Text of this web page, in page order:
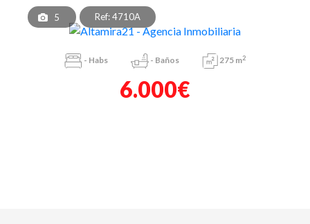
5 Ref: 4710A
- Habs - Baños 275 m2
6.000€